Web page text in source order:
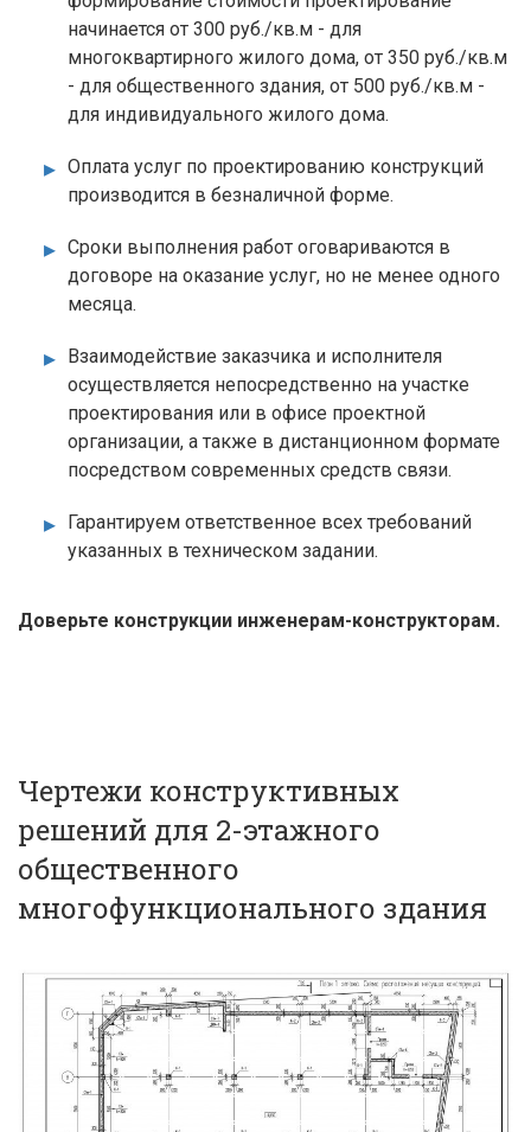
начинается от 300 руб./кв.м - для
многоквартирного жилого дома, от 350 руб./кв.м
- для общественного здания, от 500 руб./кв.м -
для индивидуального жилого дома.
Оплата услуг по проектированию конструкций
производится в безналичной форме.
Сроки выполнения работ оговариваются в
договоре на оказание услуг, но не менее одного
месяца.
Взаимодействие заказчика и исполнителя
осуществляется непосредственно на участке
проектирования или в офисе проектной
организации, а также в дистанционном формате
посредством современных средств связи.
Гарантируем ответственное всех требований
указанных в техническом задании.
Доверьте конструкции инженерам-конструкторам.
Чертежи конструктивных
решений для 2-этажного
общественного
многофункционального здания